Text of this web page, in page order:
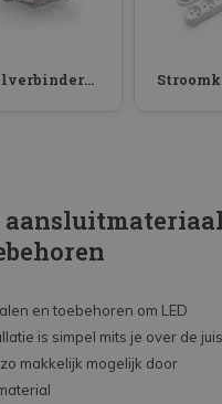
Kabelverbinders / Lasklemmen
en toebehoren om LED
is simpel mits je over de
makkelijk mogelijk door